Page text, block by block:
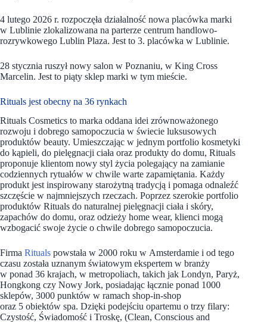
4 lutego 2026 r. rozpoczęła działalność nowa placówka marki
w Lublinie zlokalizowana na parterze centrum handlowo-
rozrywkowego Lublin Plaza. Jest to 3. placówka w Lublinie.
28 stycznia ruszył nowy salon w Poznaniu, w King Cross
Marcelin. Jest to piąty sklep marki w tym mieście.
Rituals jest obecny na 36 rynkach
Rituals Cosmetics to marka oddana idei zrównoważonego
rozwoju i dobrego samopoczucia w świecie luksusowych
produktów beauty. Umieszczając w jednym portfolio kosmetyki
do kąpieli, do pielęgnacji ciała oraz produkty do domu, Rituals
proponuje klientom nowy styl życia polegający na zamianie
codziennych rytuałów w chwile warte zapamiętania. Każdy
produkt jest inspirowany starożytną tradycją i pomaga odnaleźć
szczęście w najmniejszych rzeczach. Poprzez szerokie portfolio
produktów Rituals do naturalnej pielęgnacji ciała i skóry,
zapachów do domu, oraz odzieży home wear, klienci mogą
wzbogacić swoje życie o chwile dobrego samopoczucia.
Firma Rituals powstała w 2000 roku w Amsterdamie i od tego
czasu została uznanym światowym ekspertem w branży
w ponad 36 krajach, w metropoliach, takich jak Londyn, Paryż,
Hongkong czy Nowy Jork, posiadając łącznie ponad 1000
sklepów, 3000 punktów w ramach shop-in-shop
oraz 5 obiektów spa. Dzięki podejściu opartemu o trzy filary:
Czystość, Świadomość i Troskę, (Clean, Conscious and